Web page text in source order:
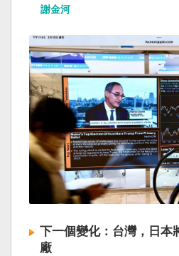
謝金河
下一個變化：台灣，日本
廠